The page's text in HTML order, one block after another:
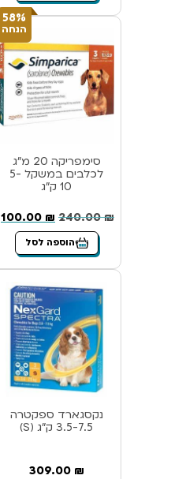
58%
הנחה
סימפריקה 20 מ”ג
לכלבים במשקל 5-
10 ק”ג
240.00₪
100.00 ₪
הוספה לסל
נקסגארד ספקטרה
3.5-7.5 ק”ג (S)
309.00 ₪